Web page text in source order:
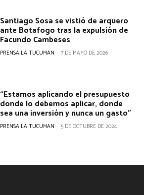
Santiago Sosa se vistió de arquero
ante Botafogo tras la expulsión de
Facundo Cambeses
PRENSA LA TUCUMAN - 7 DE MAYO DE 2026
“Estamos aplicando el presupuesto
donde lo debemos aplicar, donde
sea una inversión y nunca un gasto”
PRENSA LA TUCUMAN - 5 DE OCTUBRE DE 2024